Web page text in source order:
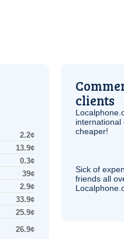
2.2¢
13.9¢
0.3¢
39¢
2.9¢
33.9¢
25.9¢
26.9¢
clients
international
cheaper!
Sick of
friends all